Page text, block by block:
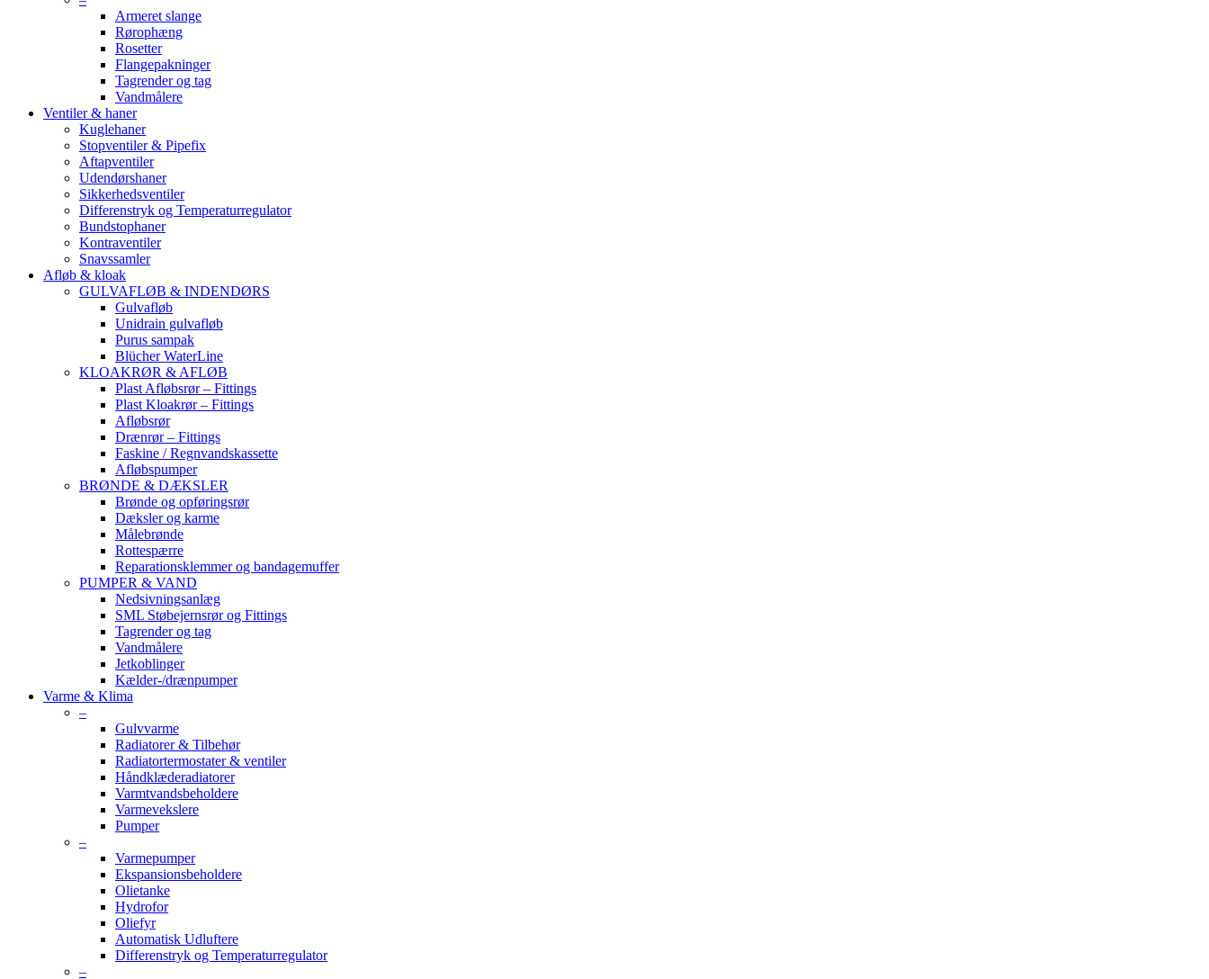
Armeret slange
Rørophæng
Rosetter
Flangepakninger
Tagrender og tag
Vandmålere
Ventiler & haner
Kuglehaner
Stopventiler & Pipefix
Aftapventiler
Udendørshaner
Sikkerhedsventiler
Differenstryk og Temperaturregulator
Bundstophaner
Kontraventiler
Snavssamler
Afløb & kloak
GULVAFLØB & INDENDØRS
Gulvafløb
Unidrain gulvafløb
Purus sampak
Blücher WaterLine
KLOAKRØR & AFLØB
Plast Afløbsrør – Fittings
Plast Kloakrør – Fittings
Afløbsrør
Drænrør – Fittings
Faskine / Regnvandskassette
Afløbspumper
BRØNDE & DÆKSLER
Brønde og opføringsrør
Dæksler og karme
Målebrønde
Rottespærre
Reparationsklemmer og bandagemuffer
PUMPER & VAND
Nedsivningsanlæg
SML Støbejernsrør og Fittings
Tagrender og tag
Vandmålere
Jetkoblinger
Kælder-/drænpumper
Varme & Klima
–
Gulvvarme
Radiatorer & Tilbehør
Radiatortermostater & ventiler
Håndklæderadiatorer
Varmtvandsbeholdere
Varmevekslere
Pumper
–
Varmepumper
Ekspansionsbeholdere
Olietanke
Hydrofor
Oliefyr
Automatisk Udluftere
Differenstryk og Temperaturregulator
–